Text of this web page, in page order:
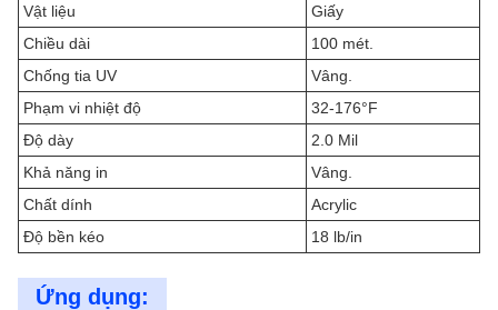
Vật liệu
Giấy
Chiều dài
100 mét.
Chống tia UV
Vâng.
Phạm vi nhiệt độ
32-176°F
Độ dày
2.0 Mil
Khả năng in
Vâng.
Chất dính
Acrylic
Độ bền kéo
18 lb/in
Ứng dụng: